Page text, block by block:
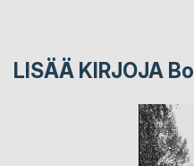
LISÄÄ KIRJOJA Bo